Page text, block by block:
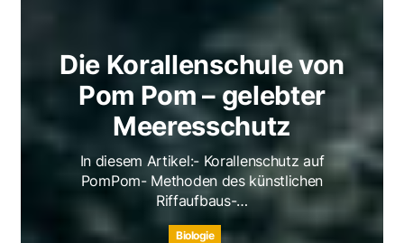
Die Korallenschule von
Pom Pom – gelebter
Meeresschutz
In diesem Artikel:- Korallenschutz auf
PomPom- Methoden des künstlichen
Riffaufbaus-…
Biologie